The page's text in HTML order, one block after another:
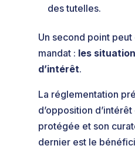
des tutelles.
Un second point
mandat : les
d’intérêt.
La réglementation
d’opposition
protégée et son
dernier est le